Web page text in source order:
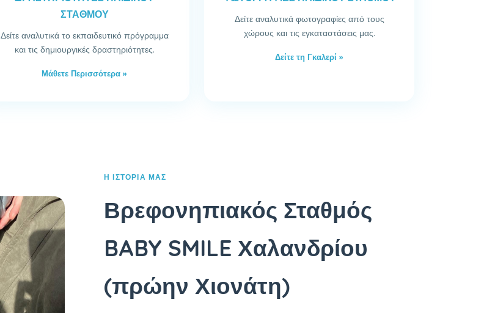
ΣΤΑΘΜΟΥ
Δείτε αναλυτικά το εκπαιδευτικό πρόγραμμα
και τις δημιουργικές δραστηριότητες.
Μάθετε Περισσότερα »
Δείτε αναλυτικά φωτογραφίες από τους
χώρους και τις εγκαταστάσεις μας.
Δείτε τη Γκαλερί »
Η ΙΣΤΟΡΊΑ ΜΑΣ
Βρεφονηπιακός Σταθμός
BABY SMILE Χαλανδρίου
(πρώην Χιονάτη)